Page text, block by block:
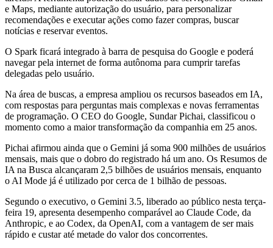
e Maps, mediante autorização do usuário, para personalizar
recomendações e executar ações como fazer compras, buscar
notícias e reservar eventos.
O Spark ficará integrado à barra de pesquisa do Google e poderá
navegar pela internet de forma autônoma para cumprir tarefas
delegadas pelo usuário.
Na área de buscas, a empresa ampliou os recursos baseados em IA,
com respostas para perguntas mais complexas e novas ferramentas
de programação. O CEO do Google, Sundar Pichai, classificou o
momento como a maior transformação da companhia em 25 anos.
Pichai afirmou ainda que o Gemini já soma 900 milhões de usuários
mensais, mais que o dobro do registrado há um ano. Os Resumos de
IA na Busca alcançaram 2,5 bilhões de usuários mensais, enquanto
o AI Mode já é utilizado por cerca de 1 bilhão de pessoas.
Segundo o executivo, o Gemini 3.5, liberado ao público nesta terça-
feira 19, apresenta desempenho comparável ao Claude Code, da
Anthropic, e ao Codex, da OpenAI, com a vantagem de ser mais
rápido e custar até metade do valor dos concorrentes.